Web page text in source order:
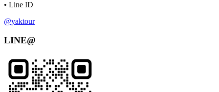
• Line ID
@yaktour
LINE@